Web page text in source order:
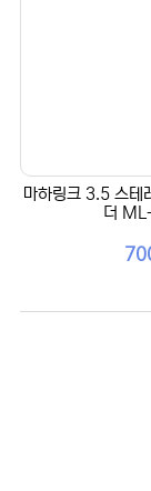
마하링크 3.5 스테
더